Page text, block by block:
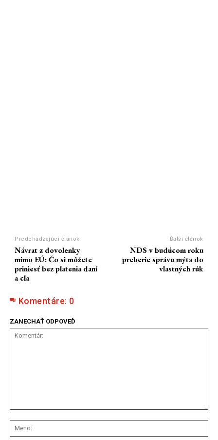
Predchádzajúci článok
Návrat z dovolenky
mimo EÚ: Čo si môžete
priniesť bez platenia daní
a cla
Ďalší článok
NDS v budúcom roku
preberie správu mýta do
vlastných rúk
Komentáre: 0
ZANECHAŤ ODPOVEĎ